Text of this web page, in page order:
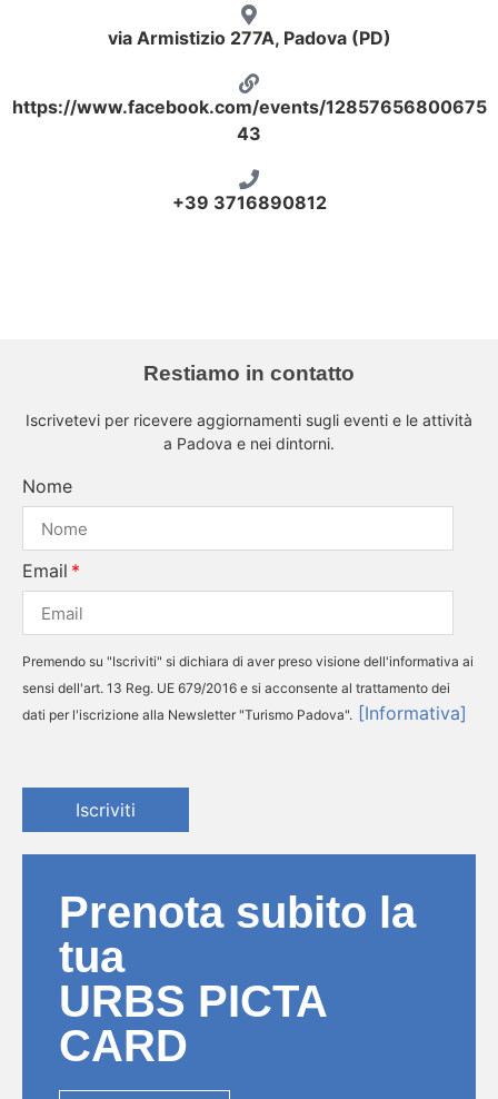
via Armistizio 277A, Padova (PD)
https://www.facebook.com/events/12857656800675
43
+39 3716890812
Restiamo in contatto
Iscrivetevi per ricevere aggiornamenti sugli eventi e le attività
a Padova e nei dintorni.
Nome
Email
Premendo su "Iscriviti" si dichiara di aver preso visione dell'informativa ai
sensi dell'art. 13 Reg. UE 679/2016 e si acconsente al trattamento dei
dati per l'iscrizione alla Newsletter "Turismo Padova". [Informativa]
Iscriviti
Prenota subito la
tua
URBS PICTA
CARD